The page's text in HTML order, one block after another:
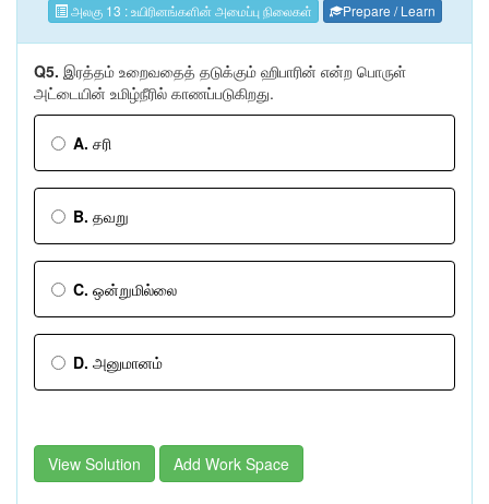
அலகு 13 : உயிரினங்களின் அமைப்பு நிலைகள்
Prepare / Learn
Q5. இரத்தம் உறைவதைத் தடுக்கும் ஹிபாரின் என்ற பொருள்
அட்டையின் உமிழ்நீரில் காணப்படுகிறது.
A. சரி
B. தவறு
C. ஒன்றுமில்லை
D. அனுமானம்
View Solution Add Work Space